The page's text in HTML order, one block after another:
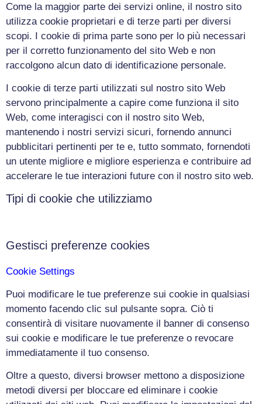
Come la maggior parte dei servizi online, il nostro sito
utilizza cookie proprietari e di terze parti per diversi
scopi. I cookie di prima parte sono per lo più necessari
per il corretto funzionamento del sito Web e non
raccolgono alcun dato di identificazione personale.
I cookie di terze parti utilizzati sul nostro sito Web
servono principalmente a capire come funziona il sito
Web, come interagisci con il nostro sito Web,
mantenendo i nostri servizi sicuri, fornendo annunci
pubblicitari pertinenti per te e, tutto sommato, fornendoti
un utente migliore e migliore esperienza e contribuire ad
accelerare le tue interazioni future con il nostro sito web.
Tipi di cookie che utilizziamo
Gestisci preferenze cookies
Cookie Settings
Puoi modificare le tue preferenze sui cookie in qualsiasi
momento facendo clic sul pulsante sopra. Ciò ti
consentirà di visitare nuovamente il banner di consenso
sui cookie e modificare le tue preferenze o revocare
immediatamente il tuo consenso.
Oltre a questo, diversi browser mettono a disposizione
metodi diversi per bloccare ed eliminare i cookie